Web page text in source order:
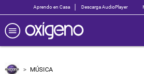
Aprendo en Casa Descarga AudioPlayer
MÚSICA